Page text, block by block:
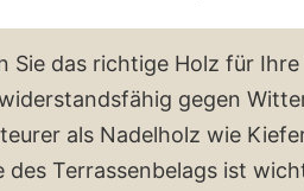
Sie das richtige Holz für
gegen
als Nadelholz wie
des Terrassenbelags ist